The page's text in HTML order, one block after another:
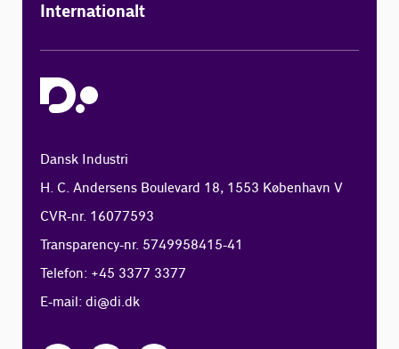
Internationalt
Dansk Industri
H. C. Andersens Boulevard 18, 1553 København V
CVR-nr. 16077593
Transparency-nr. 5749958415-41
Telefon: +45 3377 3377
E-mail:di@di.dk